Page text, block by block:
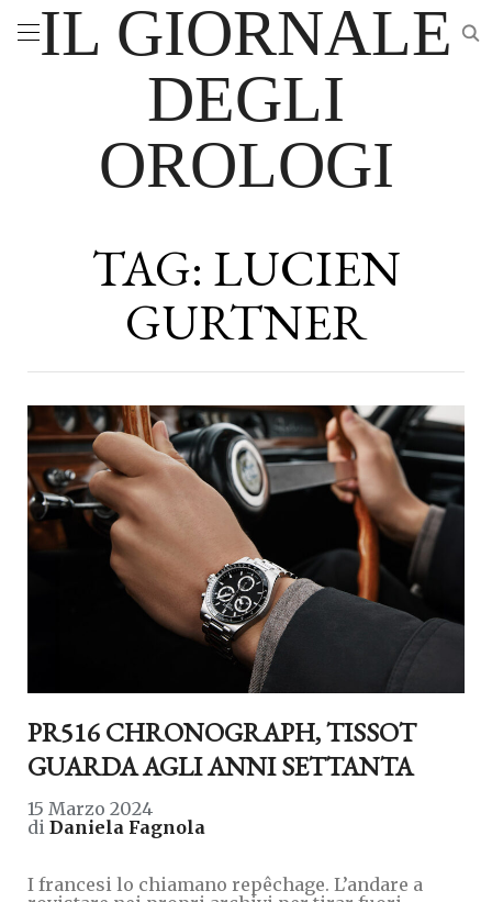
IL GIORNALE
DEGLI
OROLOGI
TAG: LUCIEN
GURTNER
PR516 CHRONOGRAPH, TISSOT
GUARDA AGLI ANNI SETTANTA
15 Marzo 2024
di Daniela Fagnola
I francesi lo chiamano repêchage. L’andare a